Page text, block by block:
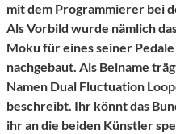
mit dem Programmierer bei
Als Vorbild wurde nämlich
Moku für eines seiner
nachgebaut. Als Beiname
Namen Dual Fluctuation
beschreibt. Ihr könnt das
ihr an die beiden Künstler